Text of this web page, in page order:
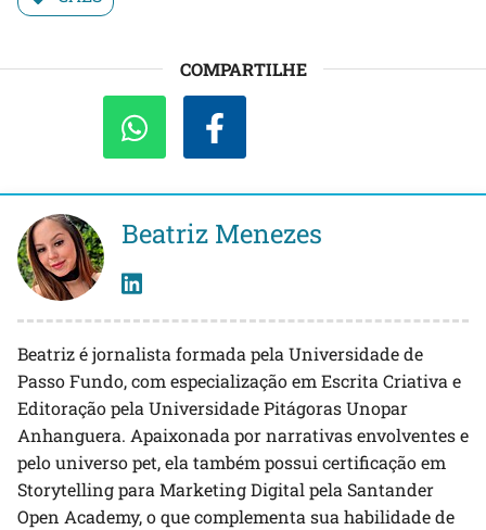
COMPARTILHE
Beatriz Menezes
Beatriz é jornalista formada pela Universidade de
Passo Fundo, com especialização em Escrita Criativa e
Editoração pela Universidade Pitágoras Unopar
Anhanguera. Apaixonada por narrativas envolventes e
pelo universo pet, ela também possui certificação em
Storytelling para Marketing Digital pela Santander
Open Academy, o que complementa sua habilidade de